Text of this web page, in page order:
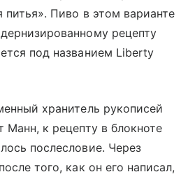
питья». Пиво в этом варианте
рецепту
под названием Liberty
хранитель рукописей
Манн, к рецепту в блокноте
послесловие. Через
того, как он его написал,